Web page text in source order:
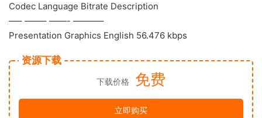
Codec Language Bitrate Description
—– ——– ——- ———–
Presentation Graphics English 56.476 kbps
资源下载
下载价格 免费
立即购买